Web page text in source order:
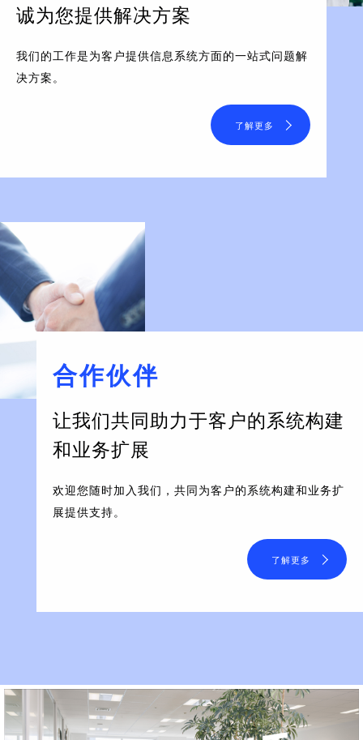
诚为您提供解决方案
我们的工作是为客户提供信息系统方面的一站式问题解
决方案。
了解更多
合作伙伴
让我们共同助力于客户的系统构建
和业务扩展
欢迎您随时加入我们，共同为客户的系统构建和业务扩
展提供支持。
了解更多